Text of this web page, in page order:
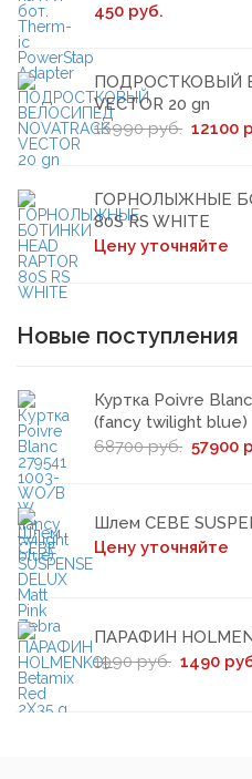
450 руб.
ПОДРОСТКОВЫЙ
VECTOR 20 gn
16990 руб. 12100
ГОРНОЛЫЖНЫЕ
80S RS WHITE
Цену уточняйте
Новые поступления
Куртка Poivre
(fancy twilight blue)
68700 руб. 57900
Шлем CEBE
Цену уточняйте
ПАРАФИН
1990 руб. 1490